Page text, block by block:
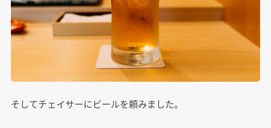
そしてチェイサーにビールを頼みました。